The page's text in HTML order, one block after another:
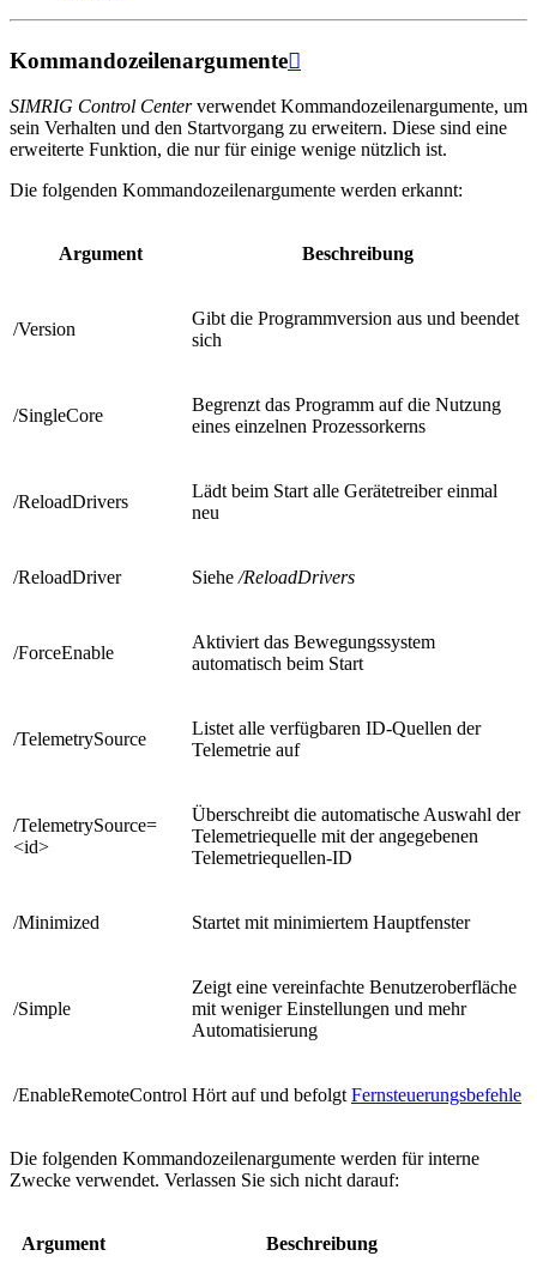
Kommandozeilenargumente
SIMRIG Control Centerverwendet Kommandozeilenargumente, um
sein Verhalten und den Startvorgang zu erweitern. Diese sind eine
erweiterte Funktion, die nur für einige wenige nützlich ist.
Die folgenden Kommandozeilenargumente werden erkannt:
Argument Beschreibung
/Version
Gibt die Programmversion aus und beendet
sich
/SingleCore
Begrenzt das Programm auf die Nutzung
eines einzelnen Prozessorkerns
/ReloadDrivers
Lädt beim Start alle Gerätetreiber einmal
neu
/ReloadDriver Siehe/ReloadDrivers
/ForceEnable
Aktiviert das Bewegungssystem
automatisch beim Start
/TelemetrySource
Listet alle verfügbaren ID-Quellen der
Telemetrie auf
/TelemetrySource=
<id>
Überschreibt die automatische Auswahl der
Telemetriequelle mit der angegebenen
Telemetriequellen-ID
/Minimized Startet mit minimiertem Hauptfenster
/Simple
Zeigt eine vereinfachte Benutzeroberfläche
mit weniger Einstellungen und mehr
Automatisierung
/EnableRemoteControl Hört auf und befolgtFernsteuerungsbefehle
Die folgenden Kommandozeilenargumente werden für interne
Zwecke verwendet. Verlassen Sie sich nicht darauf:
Argument Beschreibung